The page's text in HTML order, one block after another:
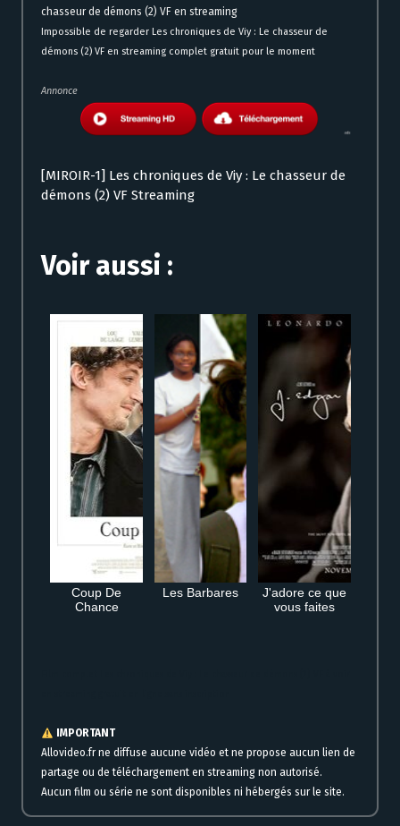
chasseur de démons (2) VF en streaming
Impossible de regarder Les chroniques de Viy : Le chasseur de
démons (2) VF en streaming complet gratuit pour le moment
Annonce
[MIROIR-1] Les chroniques de Viy : Le chasseur de
démons (2) VF Streaming
Voir aussi :
Coup De
Chance
Les Barbares
J'adore ce que
vous faites
IMPORTANT
Allovideo.fr ne diffuse aucune vidéo et ne propose aucun lien de
partage ou de téléchargement en streaming non autorisé.
Aucun film ou série ne sont disponibles ni hébergés sur le site.